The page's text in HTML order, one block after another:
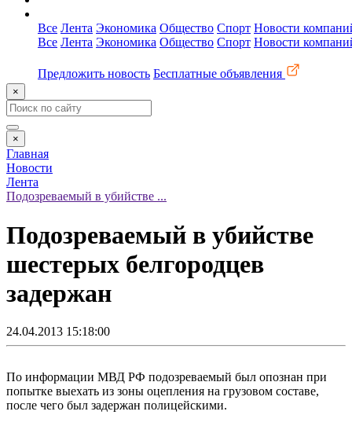
Все Лента Экономика Общество Спорт Новости
Все Лента Экономика Общество Спорт Новости
Предложить новость Бесплатные объявления
×
×
Главная
Новости
Лента
Подозреваемый в убийстве ...
Подозреваемый в убийстве
шестерых белгородцев
задержан
24.04.2013 15:18:00
По информации МВД РФ подозреваемый был опознан при
попытке выехать из зоны оцепления на грузовом составе,
после чего был задержан полицейскими.